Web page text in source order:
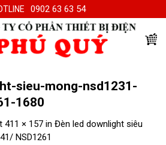
0902 63 63 54
sieu-mong-nsd1231-
1680
411 × 157 in Đèn led downlight siêu
NSD1261